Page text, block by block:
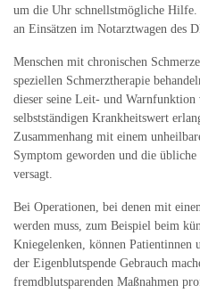
um die Uhr schnellstmögliche
an Einsätzen im Notarztwagen des
Menschen mit chronischen
speziellen Schmerztherapie
dieser seine Leit- und Warnfunktion
selbstständigen Krankheitswert
Zusammenhang mit einem
Symptom geworden und die
versagt.
Bei Operationen, bei denen mit
werden muss, zum Beispiel beim
Kniegelenken, können
der Eigenblutspende Gebrauch
fremdblutsparenden Maßnahmen